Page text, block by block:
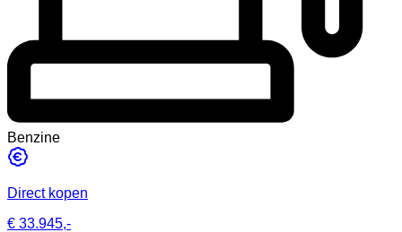
Benzine
Direct kopen
€ 33.945,-